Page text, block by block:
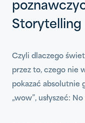
Storytelling
Czyli dlaczego
przez to, czego nie
pokazać absolutnie
„wow”, usłyszeć: